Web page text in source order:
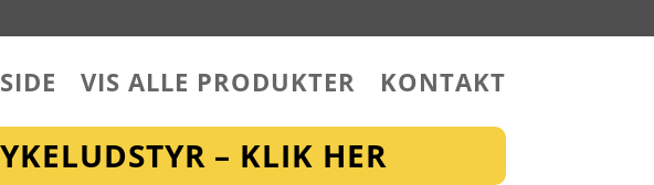
VIS ALLE PRODUKTER KONTAKT
– KLIK HER